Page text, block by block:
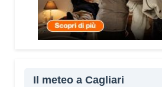
Il meteo a Cagliari